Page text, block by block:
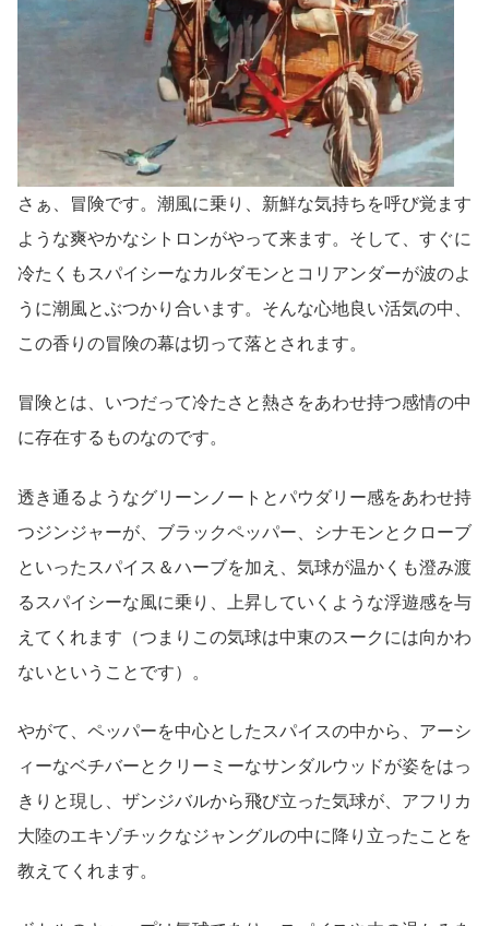
さぁ、冒険です。潮風に乗り、新鮮な気持ちを呼び覚ます
ような爽やかなシトロンがやって来ます。そして、すぐに
冷たくもスパイシーなカルダモンとコリアンダーが波のよ
うに潮風とぶつかり合います。そんな心地良い活気の中、
この香りの冒険の幕は切って落とされます。
冒険とは、いつだって冷たさと熱さをあわせ持つ感情の中
に存在するものなのです。
透き通るようなグリーンノートとパウダリー感をあわせ持
つジンジャーが、ブラックペッパー、シナモンとクローブ
といったスパイス＆ハーブを加え、気球が温かくも澄み渡
るスパイシーな風に乗り、上昇していくような浮遊感を与
えてくれます（つまりこの気球は中東のスークには向かわ
ないということです）。
やがて、ペッパーを中心としたスパイスの中から、アーシ
ィーなベチバーとクリーミーなサンダルウッドが姿をはっ
きりと現し、ザンジバルから飛び立った気球が、アフリカ
大陸のエキゾチックなジャングルの中に降り立ったことを
教えてくれます。